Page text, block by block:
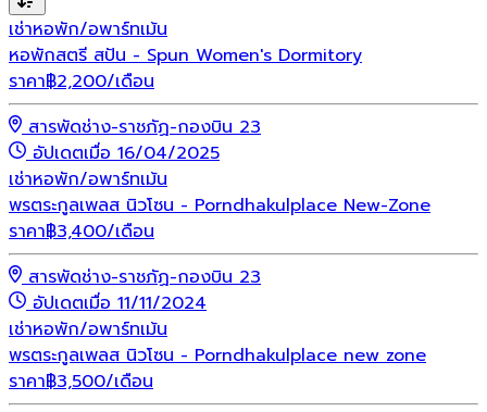
เช่าหอพัก/อพาร์ทเม้น
หอพักสตรี สปัน - Spun Women's Dormitory
ราคา฿2,200/เดือน
สารพัดช่าง-ราชภัฏ-กองบิน 23
อัปเดตเมื่อ 16/04/2025
เช่าหอพัก/อพาร์ทเม้น
พรตระกูลเพลส นิวโซน - Porndhakulplace New-Zone
ราคา฿3,400/เดือน
สารพัดช่าง-ราชภัฏ-กองบิน 23
อัปเดตเมื่อ 11/11/2024
เช่าหอพัก/อพาร์ทเม้น
พรตระกูลเพลส นิวโซน - Porndhakulplace new zone
ราคา฿3,500/เดือน